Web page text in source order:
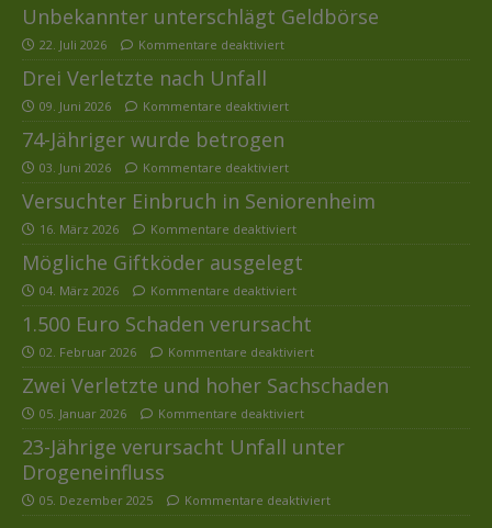
Unbekannter unterschlägt Geldbörse
22. Juli 2026 Kommentare deaktiviert
Drei Verletzte nach Unfall
09. Juni 2026 Kommentare deaktiviert
74-Jähriger wurde betrogen
03. Juni 2026 Kommentare deaktiviert
Versuchter Einbruch in Seniorenheim
16. März 2026 Kommentare deaktiviert
Mögliche Giftköder ausgelegt
04. März 2026 Kommentare deaktiviert
1.500 Euro Schaden verursacht
02. Februar 2026 Kommentare deaktiviert
Zwei Verletzte und hoher Sachschaden
05. Januar 2026 Kommentare deaktiviert
23-Jährige verursacht Unfall unter
Drogeneinfluss
05. Dezember 2025 Kommentare deaktiviert